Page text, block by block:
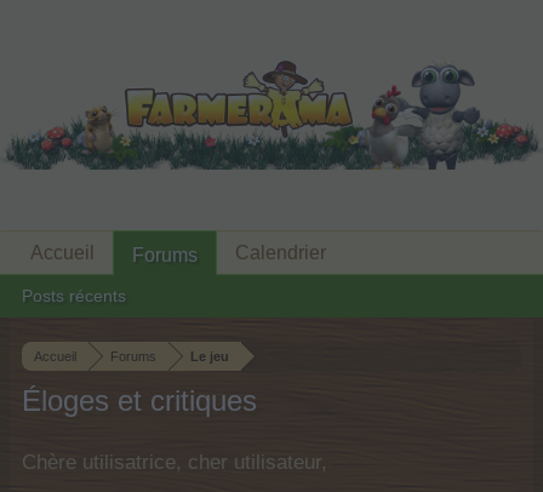
Accueil Forums Le jeu
Éloges et critiques
Chère utilisatrice, cher utilisateur,
Accueil Forums
Posts récents
Calendrier